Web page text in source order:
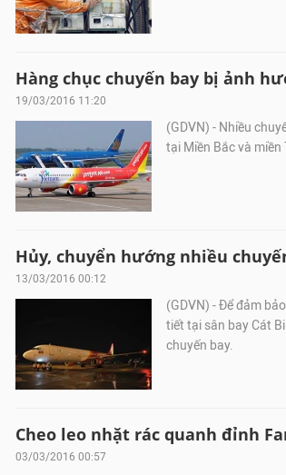
Hàng chục chuyến bay bị ảnh
19/03/2016 11:20
(GDVN) - Nhiều
tại Miền Bắc và
Hủy, chuyển hướng nhiều
13/03/2016 00:12
(GDVN) - Để đảm
tiết tại sân bay Cát
chuyến bay.
Cheo leo nhặt rác quanh đỉnh
03/03/2016 00:57